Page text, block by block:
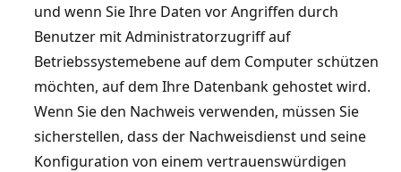
und wenn Sie Ihre Daten vor Angriffen durch
Benutzer mit Administratorzugriff auf
Betriebssystemebene auf dem Computer schützen
möchten, auf dem Ihre Datenbank gehostet wird.
Wenn Sie den Nachweis verwenden, müssen Sie
sicherstellen, dass der Nachweisdienst und seine
Konfiguration von einem vertrauenswürdigen